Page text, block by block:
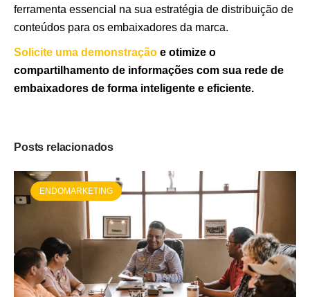
ferramenta essencial na sua estratégia de distribuição de
conteúdos para os embaixadores da marca.
Solicite uma demonstração e otimize o
compartilhamento de informações com sua rede de
embaixadores de forma inteligente e eficiente.
Posts relacionados
ENDOMARKETING